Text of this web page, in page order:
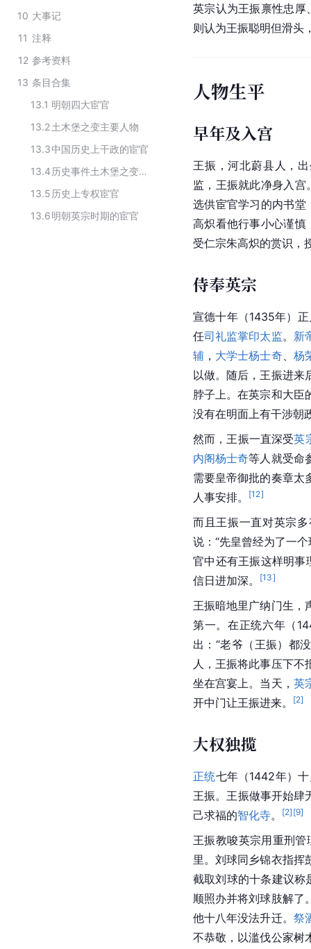
10 大事记
11 注释
12 参考资料
13 条目合集
13.1 明朝四大宦官
13.2土木堡之变主要人物
13.3中国历史上干政的宦官
13.4
历史事件土木堡之变的主要人物
13.5 历史上专权宦官
13.6明朝英宗时期的宦官
英宗认为王振禀性忠厚
则认为王振聪明但滑头
人物生平
早年及入宫
王振，河北蔚县人，
监，王振就此净身入
选供宦官学习的内书
高炽看他行事小心谨
受仁宗朱高炽的赏识，
侍奉英宗
宣德十年（1435年）
任司礼监掌印太监。 新
辅 ， 大学士杨士奇、 杨
以做。随后，王振进来
脖子上。在英宗和大臣
没有在明面上有干涉朝
然而，王振一直深受英
内阁杨士奇等人就受命
需要皇帝御批的奏章太
人事安排。
[12]
而且王振一直对英宗
说：“先皇曾经为了一
官中还有王振这样明事
信日进加深。
[13]
王振暗地里广纳门生，
第一。在正统六年（
出：“老爷（王振）都
人，王振将此事压下不
坐在宫宴上。当天， 英
开中门让王振进来。
[2]
大权独揽
正统七年（1442年）
王振。王振做事开始肆
己求福的智化寺。 [2] [9]
王振教唆英宗用重刑
里。刘球同乡锦衣指挥
截取刘球的十条建议称
顺照办并将刘球肢解了
他十八年没法升迁。 祭
不恭敬，以滥伐公家树